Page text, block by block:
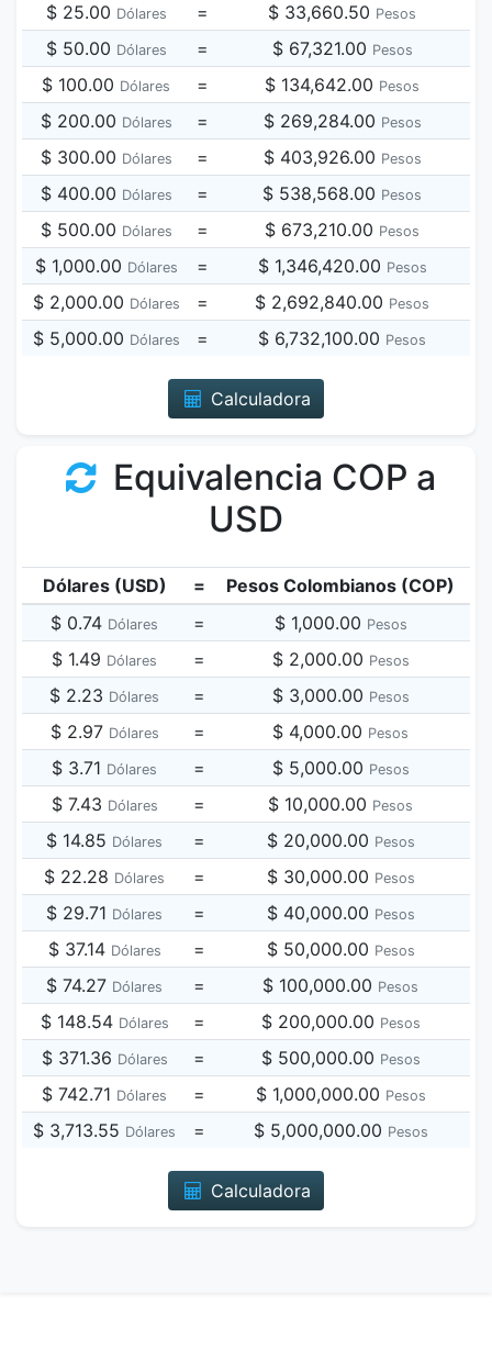
$ 25.00 Dólares = $ 33,660.50 Pesos
$ 50.00 Dólares = $ 67,321.00 Pesos
$ 100.00 Dólares = $ 134,642.00 Pesos
$ 200.00 Dólares = $ 269,284.00 Pesos
$ 300.00 Dólares = $ 403,926.00 Pesos
$ 400.00 Dólares = $ 538,568.00 Pesos
$ 500.00 Dólares = $ 673,210.00 Pesos
$ 1,000.00 Dólares = $ 1,346,420.00 Pesos
$ 2,000.00 Dólares = $ 2,692,840.00 Pesos
$ 5,000.00 Dólares = $ 6,732,100.00 Pesos
Calculadora
Equivalencia COP a
USD
Dólares (USD) =
Pesos Colombianos (COP)
$ 0.74 Dólares = $ 1,000.00 Pesos
$ 1.49 Dólares = $ 2,000.00 Pesos
$ 2.23 Dólares = $ 3,000.00 Pesos
$ 2.97 Dólares = $ 4,000.00 Pesos
$ 3.71 Dólares = $ 5,000.00 Pesos
$ 7.43 Dólares = $ 10,000.00 Pesos
$ 14.85 Dólares = $ 20,000.00 Pesos
$ 22.28 Dólares = $ 30,000.00 Pesos
$ 29.71 Dólares = $ 40,000.00 Pesos
$ 37.14 Dólares = $ 50,000.00 Pesos
$ 74.27 Dólares = $ 100,000.00 Pesos
$ 148.54 Dólares = $ 200,000.00 Pesos
$ 371.36 Dólares = $ 500,000.00 Pesos
$ 742.71 Dólares = $ 1,000,000.00 Pesos
$ 3,713.55 Dólares = $ 5,000,000.00 Pesos
Calculadora